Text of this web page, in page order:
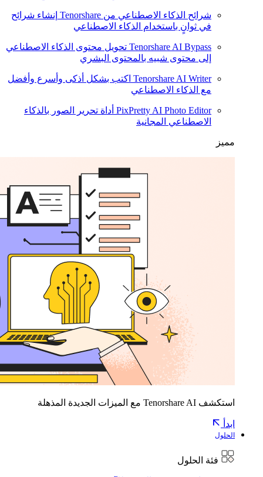
شرائح الذكاء الاصطناعي من Tenorshare
إنشاء شرائح
في ثوانٍ باستخدام الذكاء الاصطناعي
Tenorshare AI Bypass تحويل محتوى الذكاء الاصطناعي
إلى محتوى شبيه بالمحتوى البشري
Tenorshare AI Writer اكتب بشكل أذكى وأسرع وأفضل
مع الذكاء الاصطناعي
PixPretty AI Photo Editor أداة تحرير الصور بالذكاء
الاصطناعي المجانية
مميز
استكشف Tenorshare AI مع الميزات الجديدة المذهلة
ابدأ
الحلول
فئة الحلول